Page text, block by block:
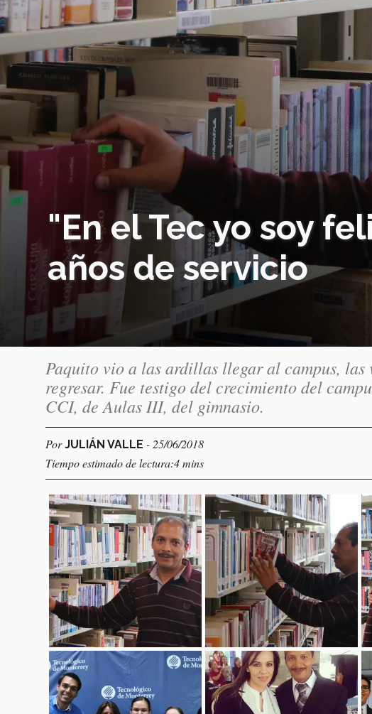
"En el Tec yo soy
años de servicio
Paquito vio a las ardillas llegar al campus,
regresar. Fue testigo del crecimiento del
CCI, de Aulas III, del gimnasio.
PorJULIÁN VALLE - 25/06/2018
Tiempo estimado de lectura:4 mins